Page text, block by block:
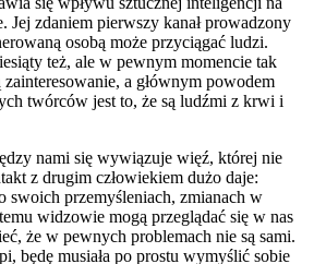
Jej zdaniem pierwszy kanał prowadzony
osobą może przyciągać ludzi.
też, ale w pewnym momencie tak
zainteresowanie, a głównym powodem
twórców jest to, że są ludźmi z krwi i
nami się wywiązuje więź, której nie
z drugim człowiekiem dużo daje:
swoich przemyśleniach, zmianach w
widzowie mogą przeglądać się w nas
że w pewnych problemach nie są sami.
będę musiała po prostu wymyślić sobie